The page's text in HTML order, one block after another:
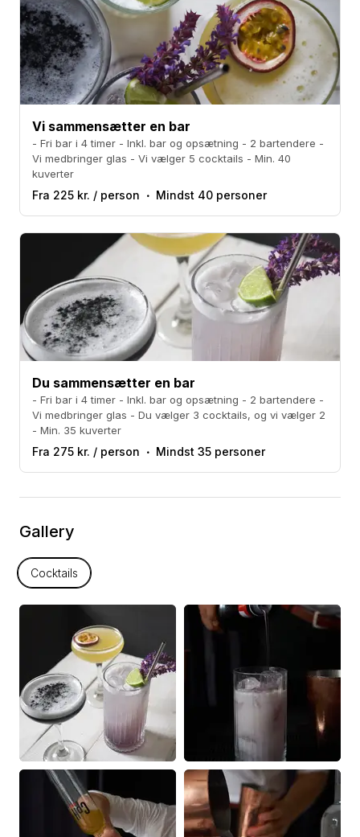
Vi sammensætter en bar
- Fri bar i 4 timer - Inkl. bar og opsætning - 2 bartendere -
Vi medbringer glas - Vi vælger 5 cocktails - Min. 40
kuverter
Fra 225 kr. / person Mindst 40 personer
Du sammensætter en bar
- Fri bar i 4 timer - Inkl. bar og opsætning - 2 bartendere -
Vi medbringer glas - Du vælger 3 cocktails, og vi vælger 2
- Min. 35 kuverter
Fra 275 kr. / person Mindst 35 personer
Gallery
Cocktails